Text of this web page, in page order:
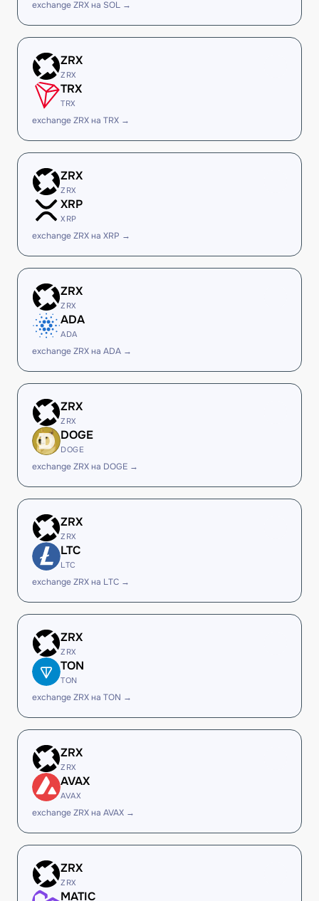
exchange ZRX на SOL →
ZRX
ZRX
TRX
TRX
exchange ZRX на TRX →
ZRX
ZRX
XRP
XRP
exchange ZRX на XRP →
ZRX
ZRX
ADA
ADA
exchange ZRX на ADA →
ZRX
ZRX
DOGE
DOGE
exchange ZRX на DOGE →
ZRX
ZRX
LTC
LTC
exchange ZRX на LTC →
ZRX
ZRX
TON
TON
exchange ZRX на TON →
ZRX
ZRX
AVAX
AVAX
exchange ZRX на AVAX →
ZRX
ZRX
MATIC